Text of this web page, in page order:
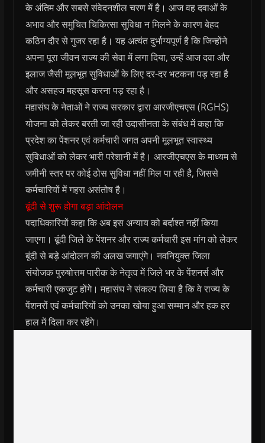
के अंतिम और सबसे संवेदनशील चरण में है। आज वह दवाओं के
अभाव और समुचित चिकित्सा सुविधा न मिलने के कारण बेहद
कठिन दौर से गुजर रहा है। यह अत्यंत दुर्भाग्यपूर्ण है कि जिन्होंने
अपना पूरा जीवन राज्य की सेवा में लगा दिया, उन्हें आज दवा और
इलाज जैसी मूलभूत सुविधाओं के लिए दर-दर भटकना पड़ रहा है
और असहज महसूस करना पड़ रहा है।
महासंघ के नेताओं ने राज्य सरकार द्वारा आरजीएचएस (RGHS)
योजना को लेकर बरती जा रही उदासीनता के संबंध में कहा कि
प्रदेश का पेंशनर एवं कर्मचारी जगत अपनी मूलभूत स्वास्थ्य
सुविधाओं को लेकर भारी परेशानी में है। आरजीएचएस के माध्यम से
जमीनी स्तर पर कोई ठोस सुविधा नहीं मिल पा रही है, जिससे
कर्मचारियों में गहरा असंतोष है।
बूंदी से शुरू होगा बड़ा आंदोलन
पदाधिकारियों कहा कि अब इस अन्याय को बर्दाश्त नहीं किया
जाएगा। बूंदी जिले के पेंशनर और राज्य कर्मचारी इस मांग को लेकर
बूंदी से बड़े आंदोलन की अलख जगाएंगे। नवनियुक्त जिला
संयोजक पुरुषोत्तम पारीक के नेतृत्व में जिले भर के पेंशनर्स और
कर्मचारी एकजुट होंगे। महासंघ ने संकल्प लिया है कि वे राज्य के
पेंशनरों एवं कर्मचारियों को उनका खोया हुआ सम्मान और हक हर
हाल में दिला कर रहेंगे।